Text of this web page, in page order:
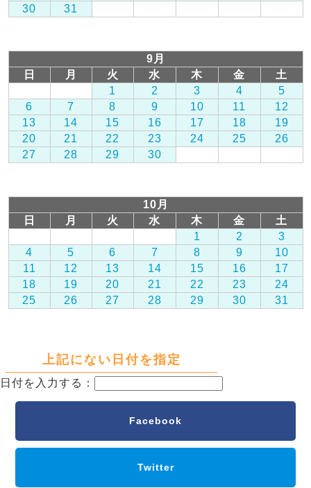
30
31
9月
日
月 火 水 木 金
土
1
2 3 4
5
6
7 8 9 10 11
12
13
14 15 16 17 18
19
20
21 22 23 24 25
26
27
28 29 30
10月
日
月 火 水 木 金
土
1
2
3
4
5 6 7 8 9
10
11
12 13 14 15 16
17
18
19 20 21 22 23
24
25
26 27 28 29 30 31
上記にない日付を指定
日付を入力する：
Facebook
Twitter